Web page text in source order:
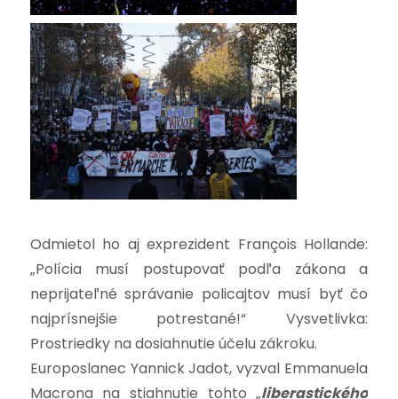
Odmietol ho aj exprezident François Hollande:
„Polícia musí postupovať podľa zákona a
neprijateľné správanie policajtov musí byť čo
najprísnejšie potrestané!“ Vysvetlivka:
Prostriedky na dosiahnutie účelu zákroku.
Europoslanec Yannick Jadot, vyzval Emmanuela
Macrona na stiahnutie tohto „liberastického